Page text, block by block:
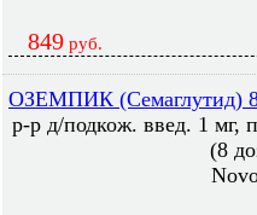
849 руб.
ОЗЕМПИК (Семаглутид) 8
р-р д/подкож. введ. 1 мг,
(8